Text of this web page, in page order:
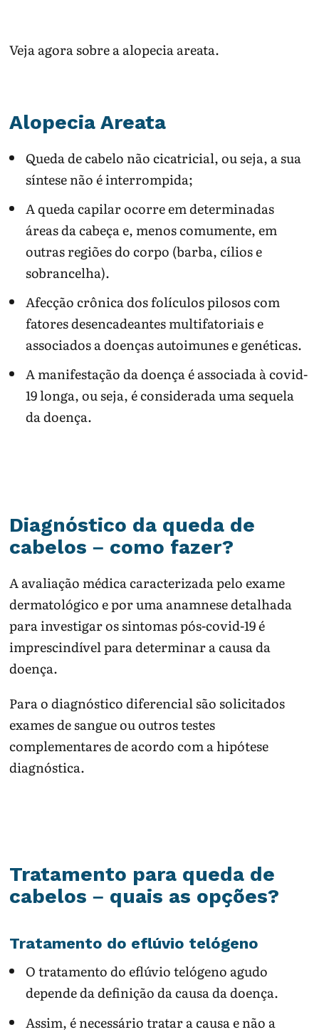
Veja agora sobre a alopecia areata.
Alopecia Areata
Queda de cabelo não cicatricial, ou seja, a sua
síntese não é interrompida;
A queda capilar ocorre em determinadas
áreas da cabeça e, menos comumente, em
outras regiões do corpo (barba, cílios e
sobrancelha).
Afecção crônica dos folículos pilosos com
fatores desencadeantes multifatoriais e
associados a doenças autoimunes e genéticas.
A manifestação da doença é associada à covid-
19 longa, ou seja, é considerada uma sequela
da doença.
Diagnóstico da queda de
cabelos – como fazer?
A avaliação médica caracterizada pelo exame
dermatológico e por uma anamnese detalhada
para investigar os sintomas pós-covid-19 é
imprescindível para determinar a causa da
doença.
Para o diagnóstico diferencial são solicitados
exames de sangue ou outros testes
complementares de acordo com a hipótese
diagnóstica.
Tratamento para queda de
cabelos – quais as opções?
Tratamento do eflúvio telógeno
O tratamento do eflúvio telógeno agudo
depende da definição da causa da doença.
Assim, é necessário tratar a causa e não a